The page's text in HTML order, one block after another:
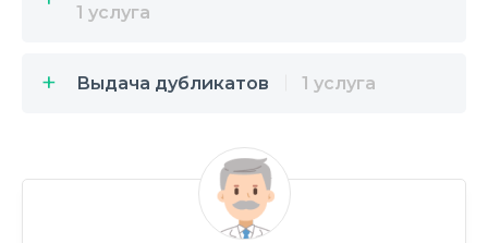
1 услуга
Выдача дубликатов 1 услуга